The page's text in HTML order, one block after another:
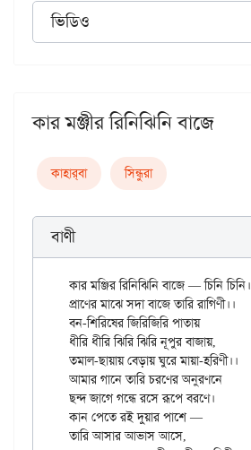
ভিডিও
কার মঞ্জীর রিনিঝিনি বাজে
কাহার্‌বা সিন্ধুরা
বাণী
কার মঞ্জির রিনিঝিনি বাজে — চিনি চিনি।
প্রাণের মাঝে সদা বাজে তারি রাগিণী।।
বন-শিরিষের জিরিজিরি পাতায়
ধীরি ধীরি ঝিরি ঝিরি নূপুর বাজায়,
তমাল-ছায়ায় বেড়ায় ঘুরে মায়া-হরিণী।।
আমার গানে তারি চরণের অনুরণনে
ছন্দ জাগে গন্ধে রসে রূপে বরণে।
কান পেতে রই দুয়ার পাশে —
তারি আসার আভাস আসে,